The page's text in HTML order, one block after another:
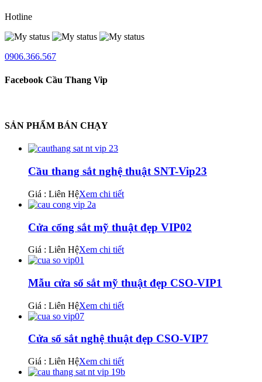
Hotline
0906.366.567
Facebook Cầu Thang Vip
SẢN PHẨM BÁN CHẠY
Cầu thang sắt nghệ thuật SNT-Vip23
Giá : Liên HệXem chi tiết
Cửa cổng sắt mỹ thuật đẹp VIP02
Giá : Liên HệXem chi tiết
Mẫu cửa sổ sắt mỹ thuật đẹp CSO-VIP1
Giá : Liên HệXem chi tiết
Cửa sổ sắt nghệ thuật đẹp CSO-VIP7
Giá : Liên HệXem chi tiết